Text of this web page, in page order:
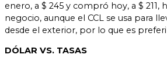
enero, a $ 245 y compró hoy, a $ 211,
negocio, aunque el CCL se usa para
desde el exterior, por lo que es
DÓLAR VS. TASAS